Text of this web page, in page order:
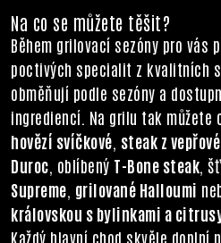
Na co se můžete těšit?
Během grilovací sezóny pro vás
poctivých specialit z kvalitních
obměňují podle sezóny a
ingrediencí. Na grilu tak můžete
hovězí svíčkové steak z
Duroc , oblíbený T-Bone steak ,
Supreme grilované Halloumi
královskou s bylinkami a
Každý hlavní chod skvěle doplní